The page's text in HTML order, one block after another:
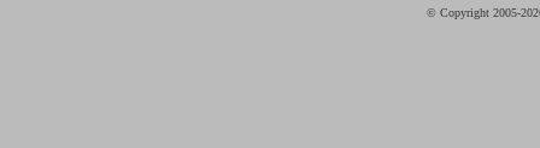
© Copyright 2005-